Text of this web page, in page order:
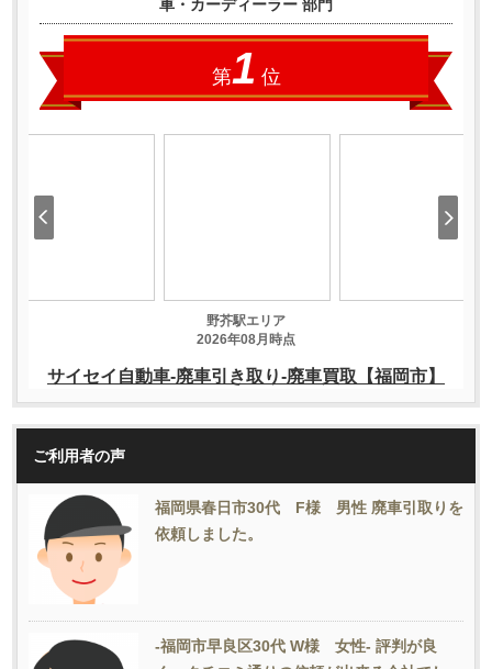
ご利用者の声
福岡県春日市30代 F様 男性 廃車引取りを
依頼しました。
-福岡市早良区30代 W様 女性- 評判が良